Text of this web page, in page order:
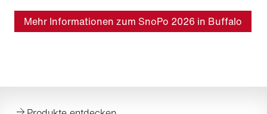
Mehr Informationen zum SnoPo 2026 in Buffalo